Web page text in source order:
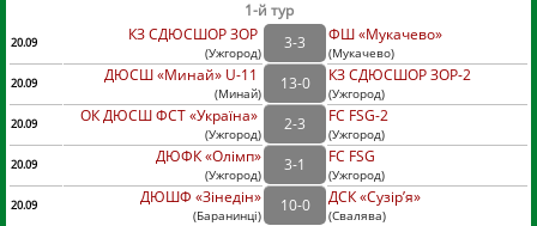
1-й тур
20.09 КЗ СДЮСШОР ЗОР
(Ужгород)
3-3 ФШ «Мукачево»
(Мукачево)
20.09
ДЮСШ «Минай» U-11
(Минай)
13-0 КЗ СДЮСШОР ЗОР-2
(Ужгород)
20.09
ОК ДЮСШ ФСТ «Україна»
(Ужгород)
2-3 FC FSG-2
(Ужгород)
20.09
ДЮФК «Олімп»
(Ужгород)
3-1 FC FSG
(Ужгород)
20.09
ДЮШФ «Зінедін»
(Баранинці)
10-0 ДСК «Сузір’я»
(Свалява)